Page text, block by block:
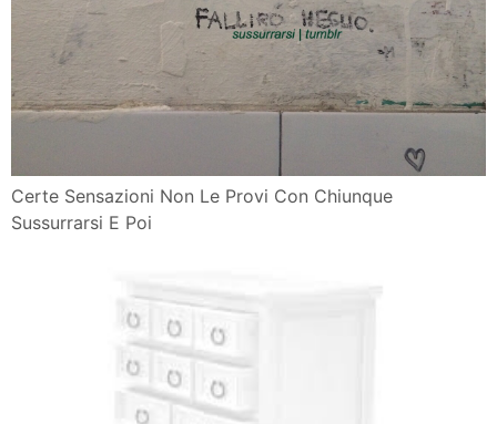
Certe Sensazioni Non Le Provi Con Chiunque
Sussurrarsi E Poi